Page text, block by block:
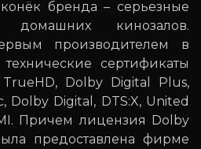
бренда – серьезные
кинозалов.
производителем в
сертификаты
Dolby Digital Plus,
Dolby Digital, DTS:X, United
Причем лицензия Dolby
предоставлена фирме